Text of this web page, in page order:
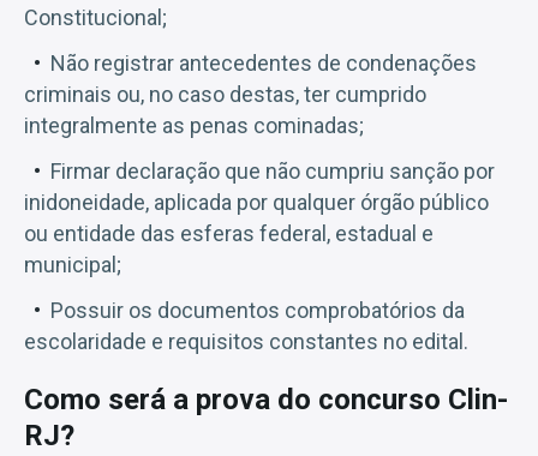
Constitucional;
Não registrar antecedentes de condenações
criminais ou, no caso destas, ter cumprido
integralmente as penas cominadas;
Firmar declaração que não cumpriu sanção por
inidoneidade, aplicada por qualquer órgão público
ou entidade das esferas federal, estadual e
municipal;
Possuir os documentos comprobatórios da
escolaridade e requisitos constantes no edital.
Como será a prova do concurso Clin-
RJ?